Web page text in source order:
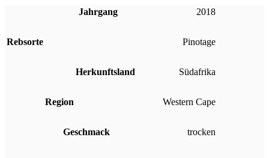
Jahrgang 2018
Rebsorte Pinotage
Herkunftsland Südafrika
Region Western Cape
Geschmack trocken